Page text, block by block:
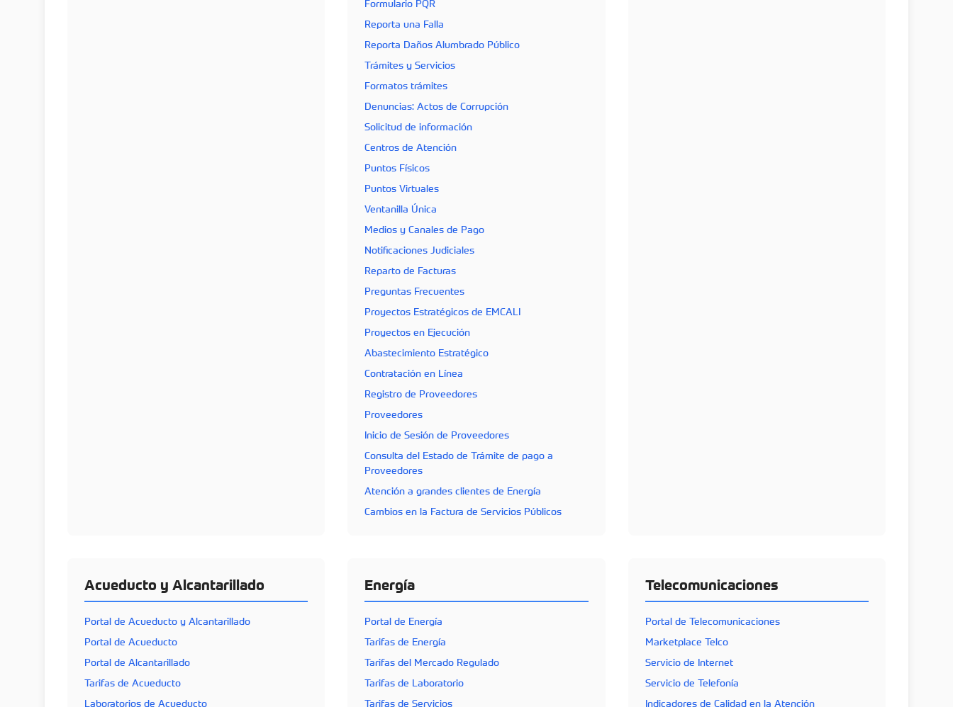
Formulario PQR
Reporta una Falla
Reporta Daños Alumbrado Público
Trámites y Servicios
Formatos trámites
Denuncias: Actos de Corrupción
Solicitud de información
Centros de Atención
Puntos Físicos
Puntos Virtuales
Ventanilla Única
Medios y Canales de Pago
Notificaciones Judiciales
Reparto de Facturas
Preguntas Frecuentes
Proyectos Estratégicos de EMCALI
Proyectos en Ejecución
Abastecimiento Estratégico
Contratación en Línea
Registro de Proveedores
Proveedores
Inicio de Sesión de Proveedores
Consulta del Estado de Trámite de pago a
Proveedores
Atención a grandes clientes de Energía
Cambios en la Factura de Servicios Públicos
Acueducto y Alcantarillado
Portal de Acueducto y Alcantarillado
Portal de Acueducto
Portal de Alcantarillado
Tarifas de Acueducto
Laboratorios de Acueducto
Energía
Portal de Energía
Tarifas de Energía
Tarifas del Mercado Regulado
Tarifas de Laboratorio
Tarifas de Servicios
Telecomunicaciones
Portal de Telecomunicaciones
Marketplace Telco
Servicio de Internet
Servicio de Telefonía
Indicadores de Calidad en la Atención